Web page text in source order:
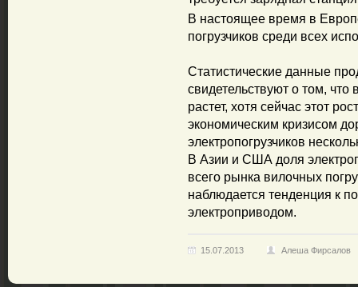
В настоящее время в
погрузчиков среди всех
Статистические данные
свидетельствуют о том,
растет, хотя сейчас этот
экономическим кризисом
электропогрузчиков
В Азии и США доля
всего рынка вилочных
наблюдается тенденция к
электроприводом.
15.07.2013 Алеша Фирсалов